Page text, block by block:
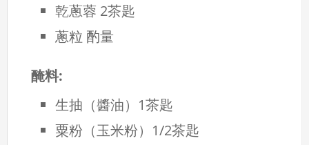
乾蔥蓉 2茶匙
蔥粒 酌量
醃料:
生抽（醬油）1茶匙
粟粉（玉米粉）1/2茶匙